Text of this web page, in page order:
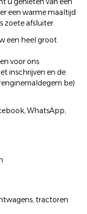
een warme maaltijd
zoete afsluiter.
een heel groot
voor ons
inschrijven en de
WhatsApp,
tractoren